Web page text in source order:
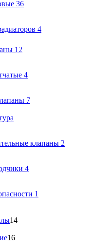
36
4
12
4
7
клапаны 2
4
1
14
16